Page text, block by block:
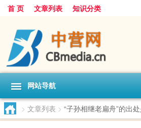
首 页 文章列表 知识分类
网站导航
> 文章列表 > “子孙相继老扁舟”的出